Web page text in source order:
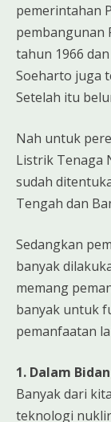
pemerintahan
pembangunan
tahun 1966
Soeharto juga
Setelah itu
Nah untuk
Listrik Tenaga
sudah
Tengah dan
Sedangkan
banyak
memang
banyak untuk
pemanfaatan
1. Dalam
Banyak dari
teknologi